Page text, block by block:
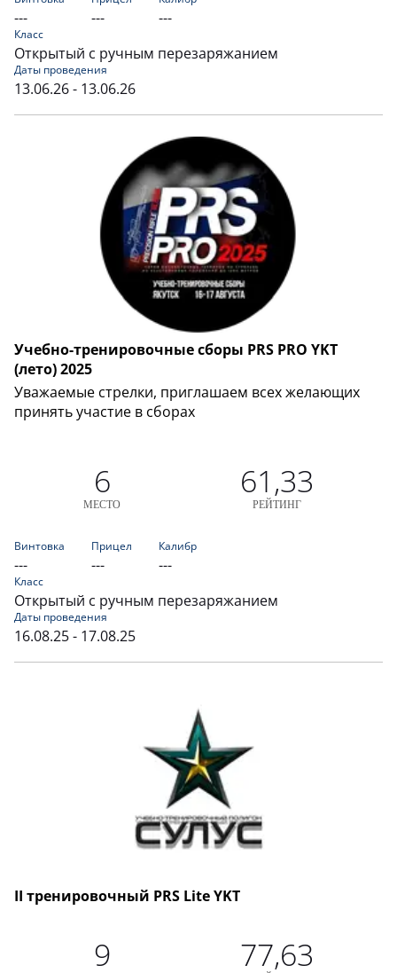
--- --- ---
Класс
Открытый с ручным перезаряжанием
Даты проведения
13.06.26 - 13.06.26
Учебно-тренировочные сборы PRS PRO YKT
(лето) 2025
Уважаемые стрелки, приглашаем всех желающих
принять участие в сборах
6
МЕСТО
61,33
РЕЙТИНГ
Винтовка
---
Прицел
---
Калибр
---
Класс
Открытый с ручным перезаряжанием
Даты проведения
16.08.25 - 17.08.25
II тренировочный PRS Lite YKT
9 77,63